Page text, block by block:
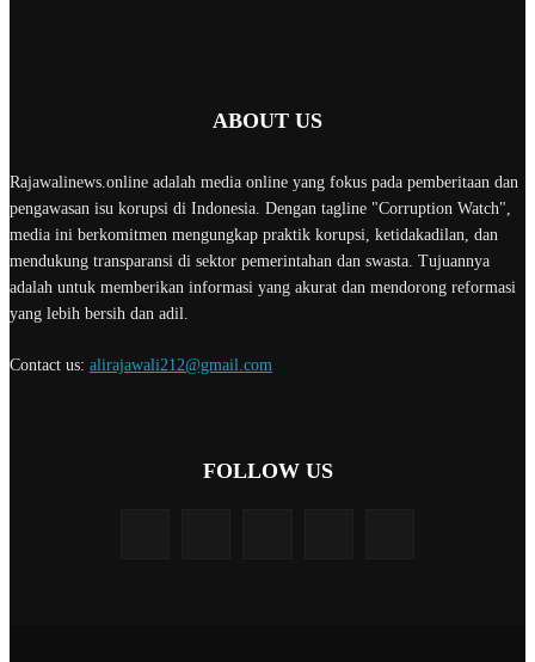
ABOUT US
Rajawalinews.online adalah media online yang fokus pada pemberitaan dan
pengawasan isu korupsi di Indonesia. Dengan tagline "Corruption Watch",
media ini berkomitmen mengungkap praktik korupsi, ketidakadilan, dan
mendukung transparansi di sektor pemerintahan dan swasta. Tujuannya
adalah untuk memberikan informasi yang akurat dan mendorong reformasi
yang lebih bersih dan adil.
Contact us: alirajawali212@gmail.com
FOLLOW US